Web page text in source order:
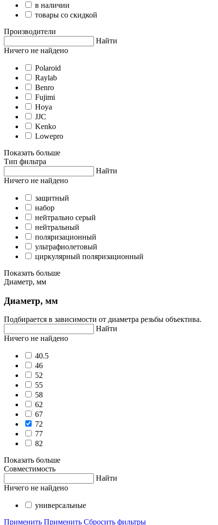
в наличии
товары со скидкой
Производители
Найти
Ничего не найдено
Polaroid
Raylab
Benro
Fujimi
Hoya
JJC
Kenko
Lowepro
Показать больше
Тип фильтра
Найти
Ничего не найдено
защитный
набор
нейтрально серый
нейтральный
поляризационный
ультрафиолетовый
циркулярный поляризационный
Показать больше
Диаметр, мм
Диаметр, мм
Подбирается в зависимости от диаметра резьбы объектива.
Найти
Ничего не найдено
40.5
46
52
55
58
62
67
72
77
82
Показать больше
Совместимость
Найти
Ничего не найдено
универсальные
Применить Применить Сбросить фильтры